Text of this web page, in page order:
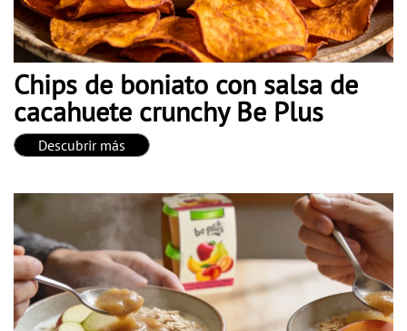
Chips de boniato con salsa de
cacahuete crunchy Be Plus
Descubrir más